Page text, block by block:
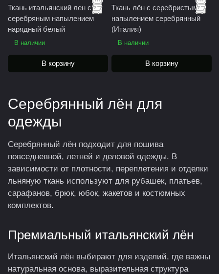
Ткань итальянский лен с
серебряным напылением
нарядный белый
В наличии
В корзину
Ткань лён с серебристым
напылением серебрянный
(Италия)
В наличии
В корзину
Серебрянный лён для
одежды
Серебрянный лён подходит для пошива
повседневной, летней и деловой одежды. В
зависимости от плотности, переплетения и отделки
льняную ткань используют для рубашек, платьев,
сарафанов, брюк, юбок, жакетов и костюмных
комплектов.
Премиальный итальянский лён
Итальянский лён выбирают для изделий, где важны
натуральная основа, выразительная структура